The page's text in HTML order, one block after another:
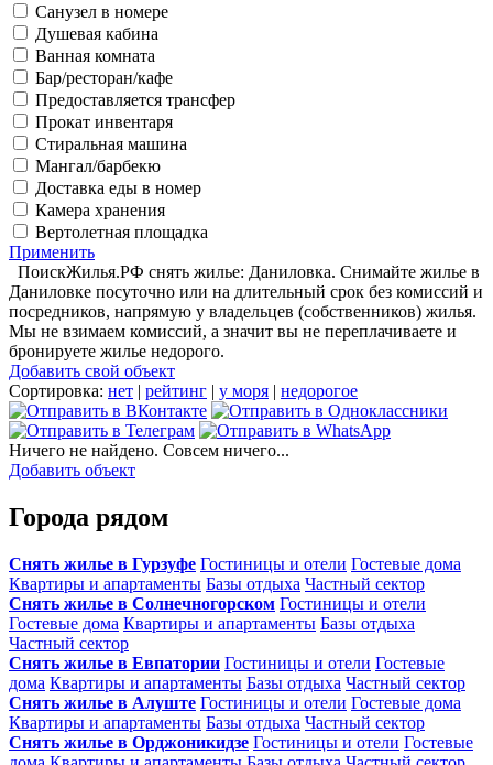
Санузел в номере
Душевая кабина
Ванная комната
Бар/ресторан/кафе
Предоставляется трансфер
Прокат инвентаря
Стиральная машина
Мангал/барбекю
Доставка еды в номер
Камера хранения
Вертолетная площадка
Применить
ПоискЖилья.РФ снять жилье: Даниловка. Снимайте жилье в
Даниловке посуточно или на длительный срок без комиссий и
посредников, напрямую у владельцев (собственников) жилья.
Мы не взимаем комиссий, а значит вы не переплачиваете и
бронируете жилье недорого.
Добавить свой объект
Сортировка: нет | рейтинг | у моря | недорогое
Ничего не найдено. Совсем ничего...
Добавить объект
Города рядом
Снять жилье в Гурзуфе Гостиницы и отели Гостевые дома
Квартиры и апартаменты Базы отдыха Частный сектор
Снять жилье в Солнечногорском Гостиницы и отели
Гостевые дома Квартиры и апартаменты Базы отдыха
Частный сектор
Снять жилье в Евпатории Гостиницы и отели Гостевые
дома Квартиры и апартаменты Базы отдыха Частный сектор
Снять жилье в Алуште Гостиницы и отели Гостевые дома
Квартиры и апартаменты Базы отдыха Частный сектор
Снять жилье в Орджоникидзе Гостиницы и отели Гостевые